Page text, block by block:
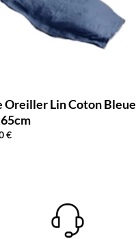
Oreiller Lin Coton Bleue
€